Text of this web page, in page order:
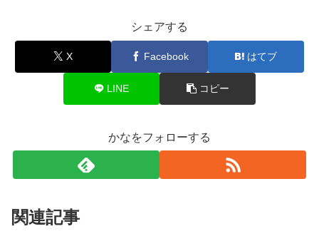
シェアする
X Facebook はてブ
LINE コピー
かなをフォローする
関連記事